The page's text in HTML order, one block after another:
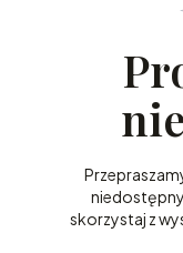
skorzystaj z